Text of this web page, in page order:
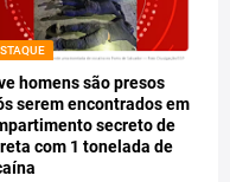
homens são presos
serem encontrados em
secreto de
com 1 tonelada de